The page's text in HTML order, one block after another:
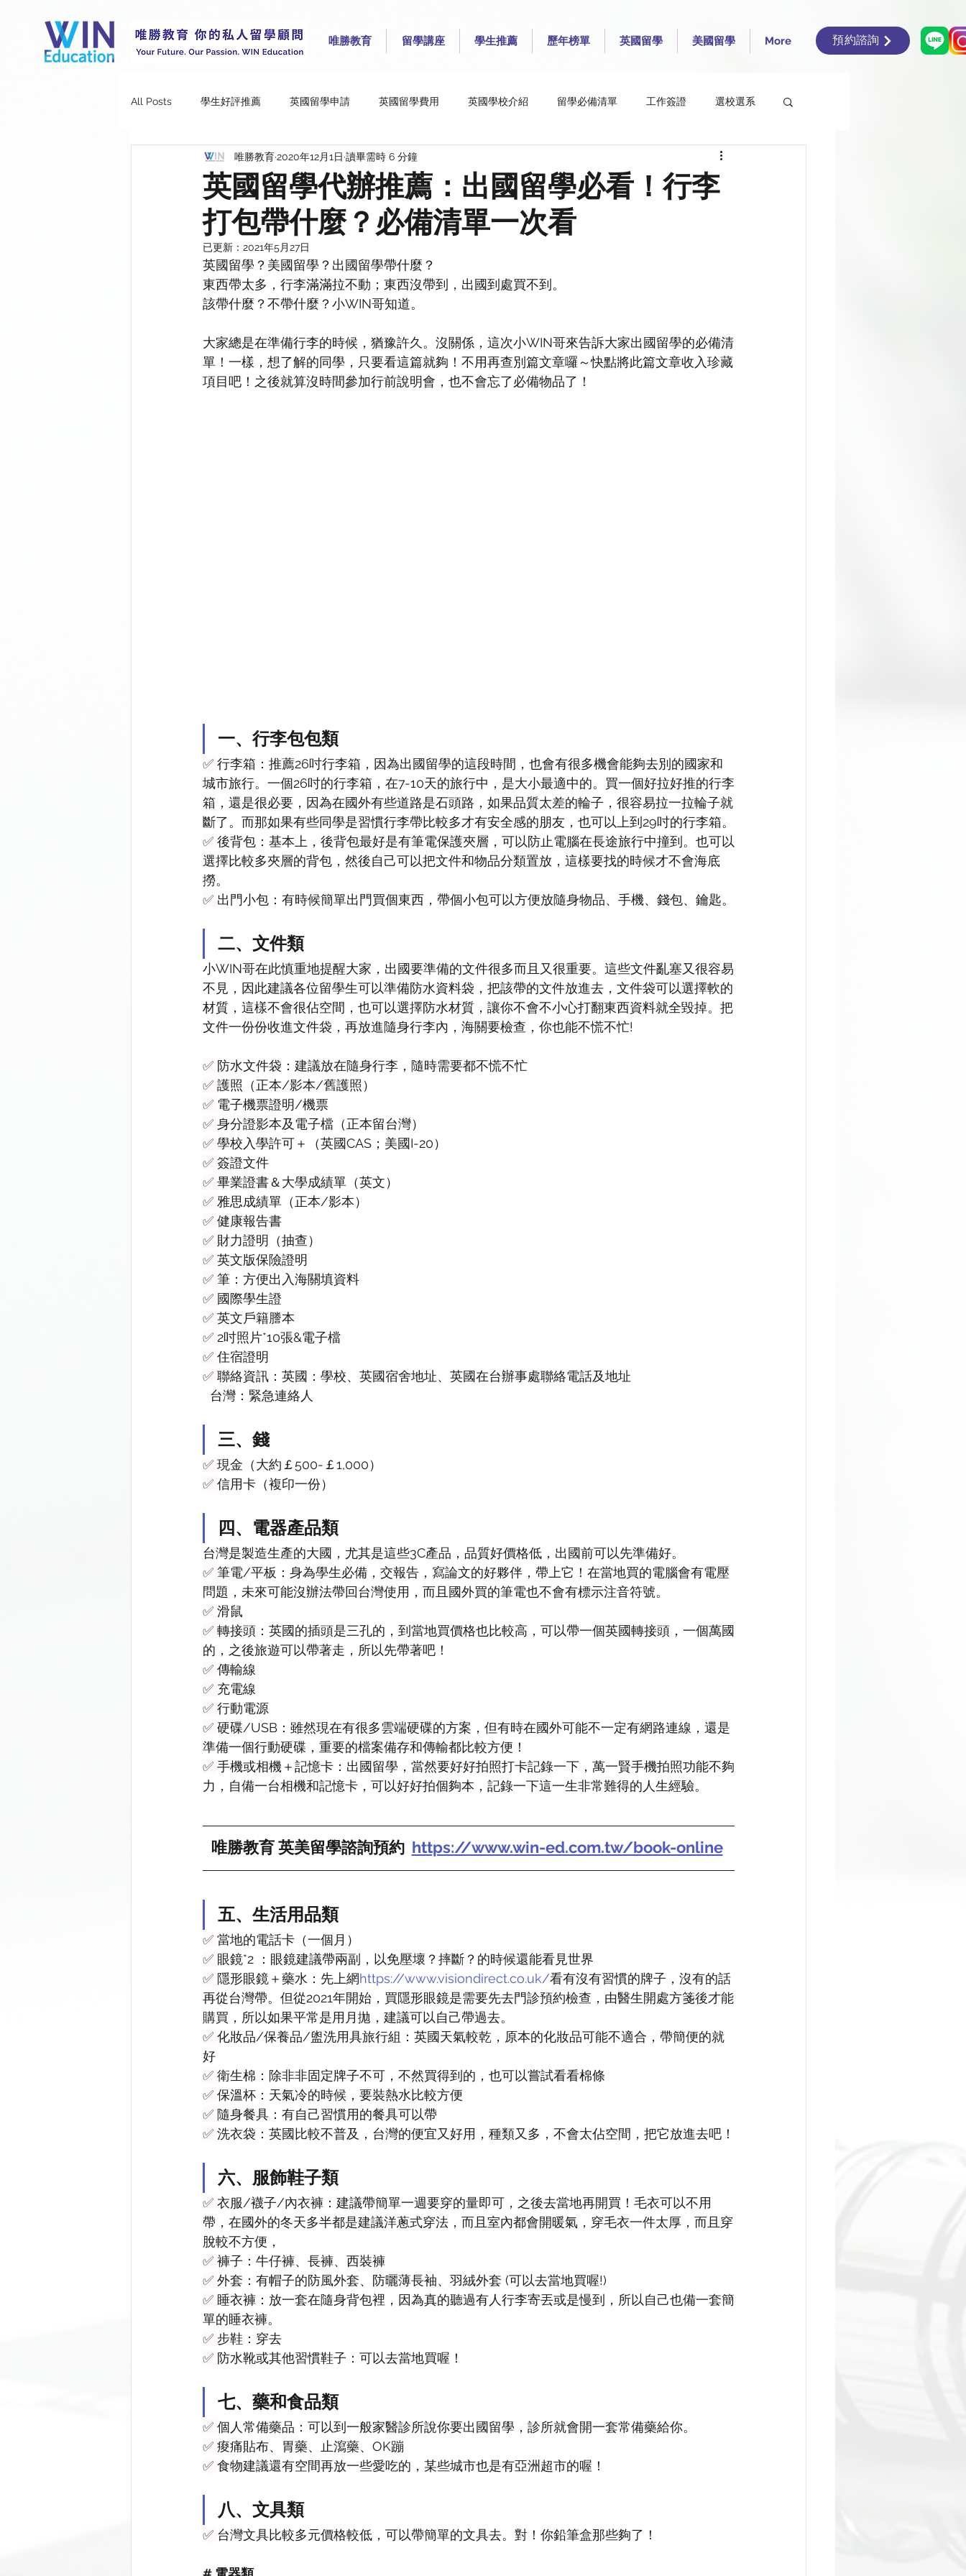
唯勝教育 留學講座 學生推薦 歷年榜單 英國留學 美國留學 More 預約諮詢
All Posts 學生好評推薦 英國留學申請 英國留學費用 英國學校介紹 留學必備清單 工作簽證 選校選系
Durham University Imperial College London Queen’s University Belfast
University College London University for the Creative Arts University of Brighton
University of Leeds University of Liverpool University of Manchester
University of Bath Newcastle University Goldsmiths, University of London 美國留學
英國留學代辦推薦：出國留學必看！行李
打包帶什麼？必備清單一次看
唯勝教育2020年12月1日 讀畢需時 6 分鐘
已更新： 2021年5月27日
英國留學？美國留學？出國留學帶什麼？
東西帶太多，行李滿滿拉不動；東西沒帶到，出國到處買不到。
該帶什麼？不帶什麼？小WIN哥知道。
大家總是在準備行李的時候，猶豫許久。沒關係，這次小WIN哥來告訴大家出國留學的必備清
單！一樣，想了解的同學，只要看這篇就夠！不用再查別篇文章囉～快點將此篇文章收入珍藏
項目吧！之後就算沒時間參加行前說明會，也不會忘了必備物品了！
一、行李包包類
✅ 行李箱：推薦26吋行李箱，因為出國留學的這段時間，也會有很多機會能夠去別的國家和
城市旅行。一個26吋的行李箱，在7-10天的旅行中，是大小最適中的。買一個好拉好推的行李
箱，還是很必要，因為在國外有些道路是石頭路，如果品質太差的輪子，很容易拉一拉輪子就
斷了。而那如果有些同學是習慣行李帶比較多才有安全感的朋友，也可以上到29吋的行李箱。
✅ 後背包：基本上，後背包最好是有筆電保護夾層，可以防止電腦在長途旅行中撞到。也可以
選擇比較多夾層的背包，然後自己可以把文件和物品分類置放，這樣要找的時候才不會海底
撈。
✅ 出門小包：有時候簡單出門買個東西，帶個小包可以方便放隨身物品、手機、錢包、鑰匙。
二、文件類
小WIN哥在此慎重地提醒大家，出國要準備的文件很多而且又很重要。這些文件亂塞又很容易
不見，因此建議各位留學生可以準備防水資料袋，把該帶的文件放進去，文件袋可以選擇軟的
材質，這樣不會很佔空間，也可以選擇防水材質，讓你不會不小心打翻東西資料就全毀掉。把
文件一份份收進文件袋，再放進隨身行李內，海關要檢查，你也能不慌不忙!
✅ 防水文件袋：建議放在隨身行李，隨時需要都不慌不忙
✅ 護照（正本/影本/舊護照）
✅ 電子機票證明/機票
✅ 身分證影本及電子檔（正本留台灣）
✅ 學校入學許可＋（英國CAS；美國I-20）
✅ 簽證文件
✅ 畢業證書＆大學成績單（英文）
✅ 雅思成績單（正本/影本）
✅ 健康報告書
✅ 財力證明（抽查）
✅ 英文版保險證明
✅ 筆：方便出入海關填資料
✅ 國際學生證
✅ 英文戶籍謄本
✅ 2吋照片*10張&電子檔
✅ 住宿證明
✅ 聯絡資訊：英國：學校、英國宿舍地址、英國在台辦事處聯絡電話及地址
  台灣：緊急連絡人
三、錢
✅ 現金（大約￡500-￡1,000）
✅ 信用卡（複印一份）
四、電器產品類
台灣是製造生產的大國，尤其是這些3C產品，品質好價格低，出國前可以先準備好。
✅ 筆電/平板：身為學生必備，交報告，寫論文的好夥伴，帶上它！在當地買的電腦會有電壓
問題，未來可能沒辦法帶回台灣使用，而且國外買的筆電也不會有標示注音符號。
✅ 滑鼠
✅ 轉接頭：英國的插頭是三孔的，到當地買價格也比較高，可以帶一個英國轉接頭，一個萬國
的，之後旅遊可以帶著走，所以先帶著吧！
✅ 傳輸線
✅ 充電線
✅ 行動電源
✅ 硬碟/USB：雖然現在有很多雲端硬碟的方案，但有時在國外可能不一定有網路連線，還是
準備一個行動硬碟，重要的檔案備存和傳輸都比較方便！
✅ 手機或相機＋記憶卡：出國留學，當然要好好拍照打卡記錄一下，萬一賢手機拍照功能不夠
力，自備一台相機和記憶卡，可以好好拍個夠本，記錄一下這一生非常難得的人生經驗。
唯勝教育 英美留學諮詢預約 https://www.win-ed.com.tw/book-online
五、生活用品類
✅ 當地的電話卡（一個月）
✅ 眼鏡*2 ：眼鏡建議帶兩副，以免壓壞？摔斷？的時候還能看見世界
✅ 隱形眼鏡＋藥水：先上網https://www.visiondirect.co.uk/看有沒有習慣的牌子，沒有的話
再從台灣帶。但從2021年開始，買隱形眼鏡是需要先去門診預約檢查，由醫生開處方箋後才能
購買 ，所以如果平常是用月拋，建議可以自己帶過去。
✅ 化妝品/保養品/盥洗用具旅行組：英國天氣較乾，原本的化妝品可能不適合，帶簡便的就
好
✅ 衛生棉：除非非固定牌子不可，不然買得到的，也可以嘗試看看棉條
✅ 保溫杯：天氣冷的時候，要裝熱水比較方便
✅ 隨身餐具：有自己習慣用的餐具可以帶
✅ 洗衣袋：英國比較不普及，台灣的便宜又好用，種類又多，不會太佔空間，把它放進去吧！
六、服飾鞋子類
✅ 衣服/襪子/內衣褲：建議帶簡單一週要穿的量即可，之後去當地再開買！毛衣可以不用
帶，在國外的冬天多半都是建議洋蔥式穿法，而且室內都會開暖氣，穿毛衣一件太厚，而且穿
脫較不方便，
✅ 褲子：牛仔褲、長褲、西裝褲
✅ 外套：有帽子的防風外套、防曬薄長袖、羽絨外套 (可以去當地買喔!)
✅ 睡衣褲：放一套在隨身背包裡，因為真的聽過有人行李寄丟或是慢到，所以自己也備一套簡
單的睡衣褲。
✅ 步鞋：穿去
✅ 防水靴或其他習慣鞋子：可以去當地買喔！
七、藥和食品類
✅ 個人常備藥品：可以到一般家醫診所說你要出國留學，診所就會開一套常備藥給你。
✅ 痠痛貼布、胃藥、止瀉藥、OK蹦
✅ 食物建議還有空間再放一些愛吃的，某些城市也是有亞洲超市的喔！
八、文具類
✅ 台灣文具比較多元價格較低，可以帶簡單的文具去。對！你鉛筆盒那些夠了！